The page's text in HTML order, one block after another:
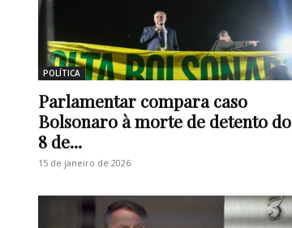
POLÍTICA
Parlamentar compara caso
Bolsonaro à morte de detento do
8 de...
15 de janeiro de 2026